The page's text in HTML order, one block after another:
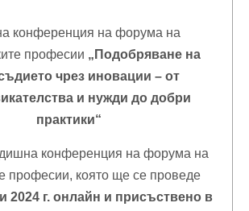
конференция на форума на
професии „Подобряване на
чрез иновации – от
и нужди до добри
практики“
конференция на форума на
професии, която ще се проведе
2024 г. онлайн и присъствено в